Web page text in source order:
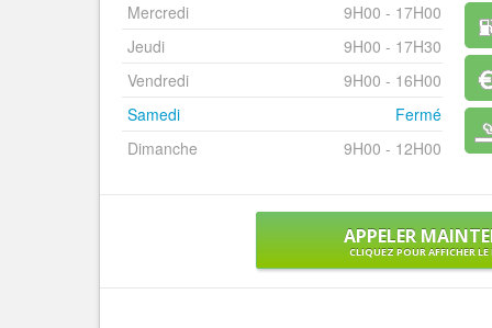
Mercredi
9H00 - 17H00
Jeudi
9H00 - 17H30
Vendredi
9H00 - 16H00
Samedi
Fermé
Dimanche
9H00 - 12H00
APPELER
CLIQUEZ POUR AFFICHER